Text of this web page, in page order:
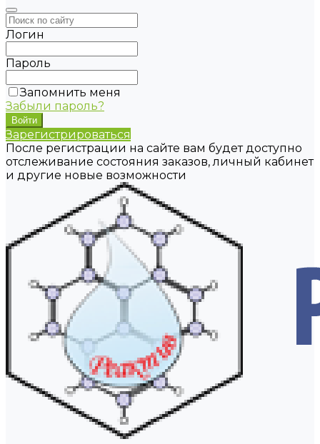
Логин
Пароль
Запомнить меня
Забыли пароль?
Зарегистрироваться
После регистрации на сайте вам будет доступно
отслеживание состояния заказов, личный кабинет
и другие новые возможности